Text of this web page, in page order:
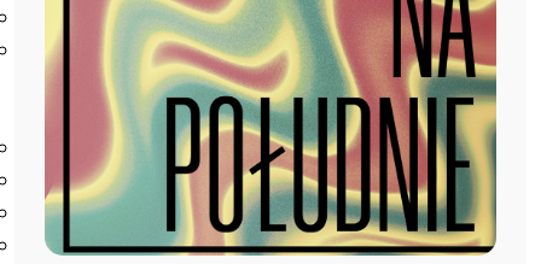
Olimpiada Literatury i Języka Polskiego
Olimpiada Literatury i Języka Polskiego dla Szkół
Podstawowych
Biblioteka
O bibliotece
Godziny otwarcia
Katalog
Nowości